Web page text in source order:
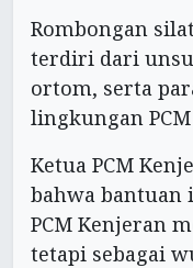
Rombongan
terdiri dari
ortom, serta
lingkungan
Ketua PCM
bahwa bantuan
PCM Kenjeran
tetapi sebagai